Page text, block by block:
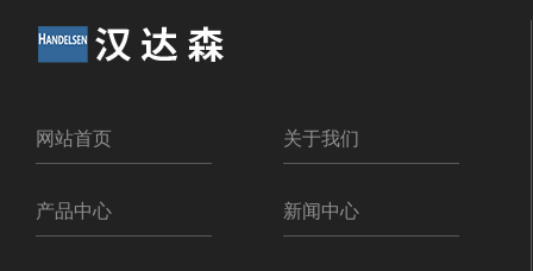
网站首页 关于我们
产品中心 新闻中心